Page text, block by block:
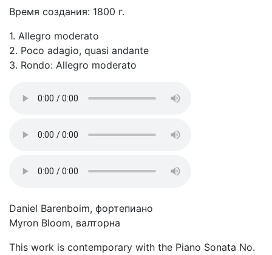
Время создания: 1800 г.
1. Allegro moderato
2. Poco adagio, quasi andante
3. Rondo: Allegro moderato
Daniel Barenboim, фортепиано
Myron Bloom, валторна
This work is contemporary with the Piano Sonata No.